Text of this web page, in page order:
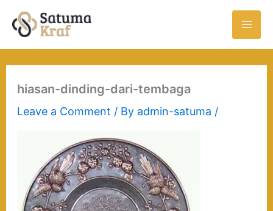
hiasan-dinding-dari-tembaga
Leave a Comment / By admin-satuma /